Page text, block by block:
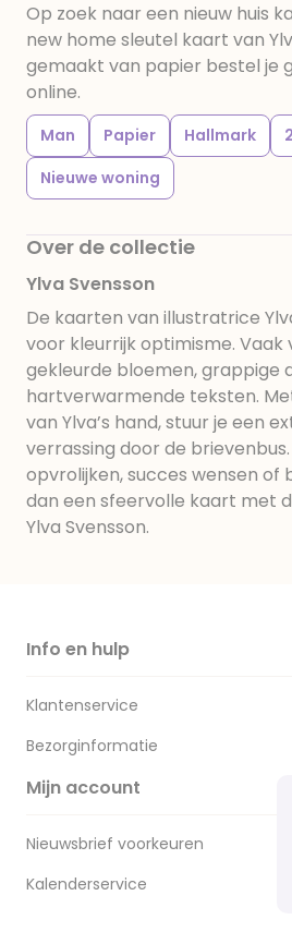
Op zoek naar een nieuw huis
new home sleutel kaart van
gemaakt van papier bestel je
online.
Man Papier Hallmark
Nieuwe woning
Over de collectie
Ylva Svensson
De kaarten van illustratrice
voor kleurrijk optimisme. Vaak
gekleurde bloemen, grappige
hartverwarmende teksten.
van Ylva’s hand, stuur je een
verrassing door de
opvrolijken, succes wensen of
dan een sfeervolle kaart met
Ylva Svensson.
Info en hulp
Klantenservice
Bezorginformatie
Mijn account
Nieuwsbrief voorkeuren
Kalenderservice